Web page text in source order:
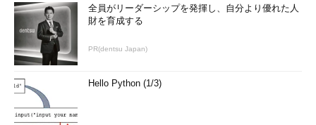
全員がリーダーシップを発揮し、自分より優れた人
財を育成する
PR(dentsu Japan)
Hello Python (1/3)